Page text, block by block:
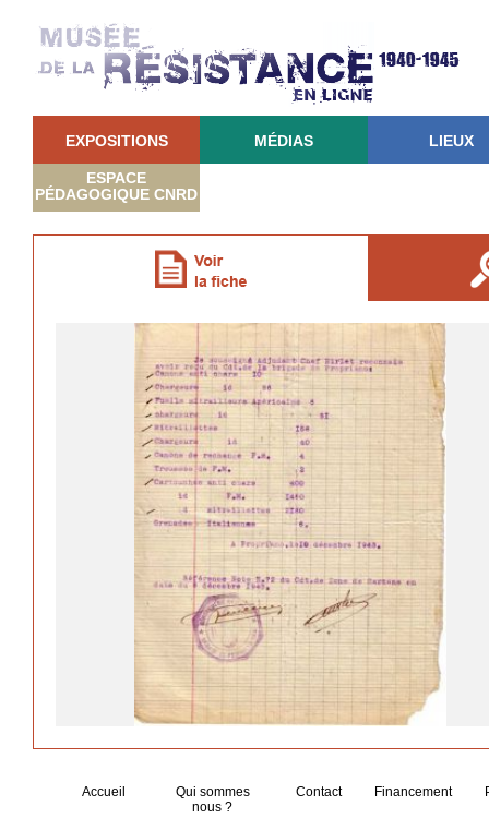
EXPOSITIONS MÉDIAS LIEUX
ESPACE
PÉDAGOGIQUE CNRD
Accueil
Qui sommes
nous ?
Contact Financement